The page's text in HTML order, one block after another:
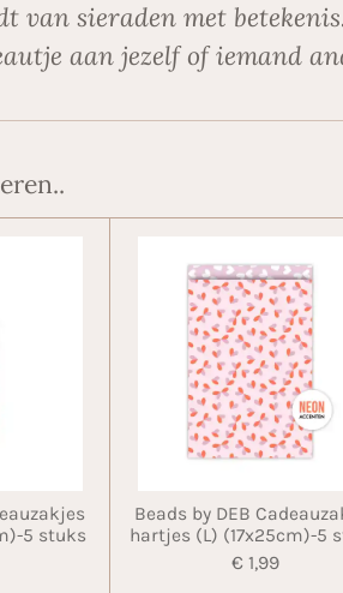
van sieraden met
aan jezelf of iemand
5 stuks
Beads by DEB
hartjes (L) (17x25cm)-5
€ 1,99